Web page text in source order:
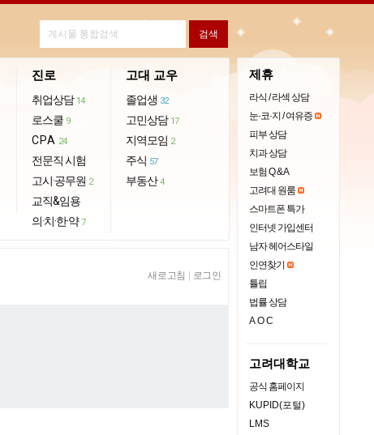
진로
취업상담 14
로스쿨 9
CPA 24
전문직 시험
고시·공무원 2
교직&임용
의·치·한·약 7
고대 교우
졸업생 32
고민상담 17
지역모임 2
주식 57
부동산 4
새로고침 로그인
제휴
라식 / 라섹 상담
눈·코·지 / 여유증
피부 상담
치과 상담
보험 Q & A
고려대 원룸
스마트폰 특가
인터넷 가입센터
남자 헤어스타일
인연찾기
튤립
법률 상담
AOC
고려대학교
공식 홈페이지
KUPID(포털)
LMS